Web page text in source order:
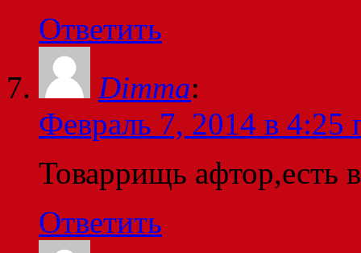
Ответить
Dimma:
Февраль 7, 2014 в 4:25
Товаррищь афтор,есть
Ответить